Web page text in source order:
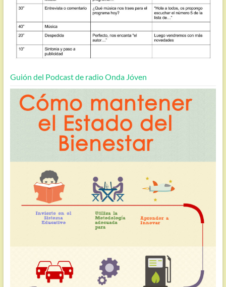
Guión del Podcast de radio Onda Jóven